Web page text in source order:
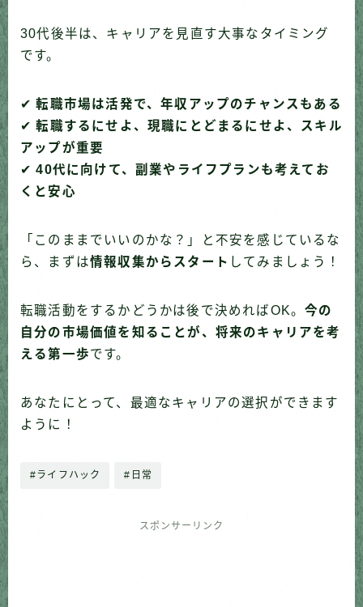
30代後半は、キャリアを見直す大事なタイミング
です。
✔転職市場は活発で、年収アップのチャンスもある
✔転職するにせよ、現職にとどまるにせよ、スキル
アップが重要
✔40代に向けて、副業やライフプランも考えてお
くと安心
「このままでいいのかな？」と不安を感じているな
ら、まずは情報収集からスタート してみましょう！
転職活動をするかどうかは後で決めればOK。今の
自分の市場価値を知ることが、将来のキャリアを考
える第一歩です。
あなたにとって、最適なキャリアの選択ができます
ように！
#ライフハック #日常
スポンサーリンク